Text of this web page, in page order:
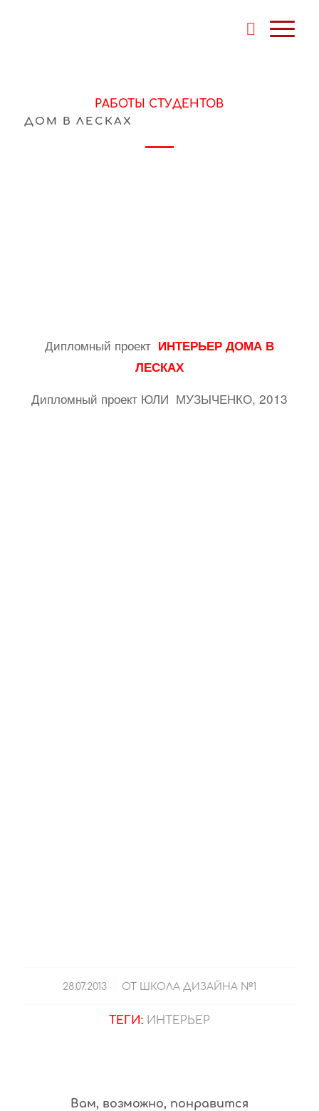
РАБОТЫ СТУДЕНТОВ
ДОМ В ЛЕСКАХ
Дипломный проект ИНТЕРЬЕР ДОМА В
ЛЕСКАХ
Дипломный проект ЮЛИ МУЗЫЧЕНКО, 2013
28.07.2013
/ ОТ ШКОЛА ДИЗАЙНА №1
ТЕГИ: ИНТЕРЬЕР
Вам, возможно, понравится